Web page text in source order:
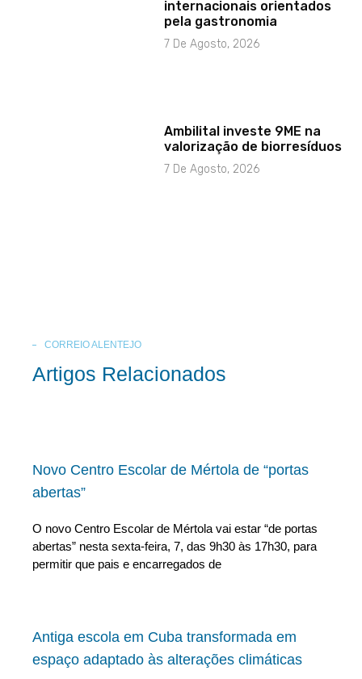
internacionais orientados
pela gastronomia
7 De Agosto, 2026
Ambilital investe 9ME na
valorização de biorresíduos
7 De Agosto, 2026
CORREIO ALENTEJO
Artigos Relacionados
Novo Centro Escolar de Mértola de “portas
abertas”
O novo Centro Escolar de Mértola vai estar “de portas
abertas” nesta sexta-feira, 7, das 9h30 às 17h30, para
permitir que pais e encarregados de
Antiga escola em Cuba transformada em
espaço adaptado às alterações climáticas